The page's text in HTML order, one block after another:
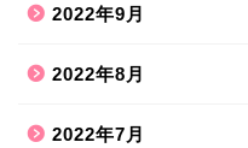
2022年9月
2022年8月
2022年7月